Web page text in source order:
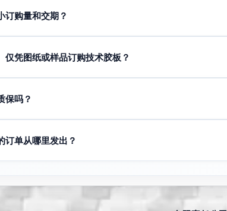
度和压力。请通过WhatsApp发送图纸或样品——工程师为
订购量和交期？
可按一批）。图纸和材料确认后48小时起。急需发往安集延
仅凭图纸或样品订购技术胶板？
照片或旧件发至WhatsApp——我们报价交期和材料。安集
保吗？
纸在尺寸和材料上不符，我们免费返工。批量生产前会确认
订单从哪里发出？